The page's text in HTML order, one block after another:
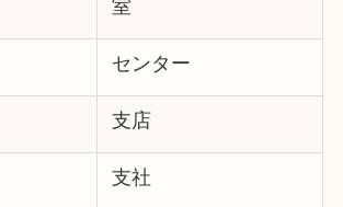
室
センター
支店
支社